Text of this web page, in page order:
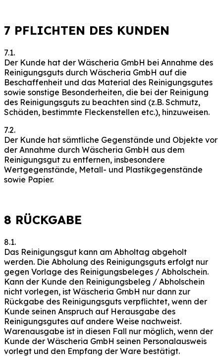
7 PFLICHTEN DES KUNDEN
7.1.
Der Kunde hat der Wäscheria GmbH bei Annahme des
Reinigungsguts durch Wäscheria GmbH auf die
Beschaffenheit und das Material des Reinigungsgutes
sowie sonstige Besonderheiten, die bei der Reinigung
des Reinigungsguts zu beachten sind (z.B. Schmutz,
Schäden, bestimmte Fleckenstellen etc.), hinzuweisen.
7.2.
Der Kunde hat sämtliche Gegenstände und Objekte vor
der Annahme durch Wäscheria GmbH aus dem
Reinigungsgut zu entfernen, insbesondere
Wertgegenstände, Metall- und Plastikgegenstände
sowie Papier.
8 RÜCKGABE
8.1.
Das Reinigungsgut kann am Abholtag abgeholt
werden. Die Abholung des Reinigungsguts erfolgt nur
gegen Vorlage des Reinigungsbeleges / Abholschein.
Kann der Kunde den Reinigungsbeleg / Abholschein
nicht vorlegen, ist Wäscheria GmbH nur dann zur
Rückgabe des Reinigungsguts verpflichtet, wenn der
Kunde seinen Anspruch auf Herausgabe des
Reinigungsgutes auf andere Weise nachweist.
Warenausgabe ist in diesen Fall nur möglich, wenn der
Kunde der Wäscheria GmbH seinen Personalausweis
vorlegt und den Empfang der Ware bestätigt.